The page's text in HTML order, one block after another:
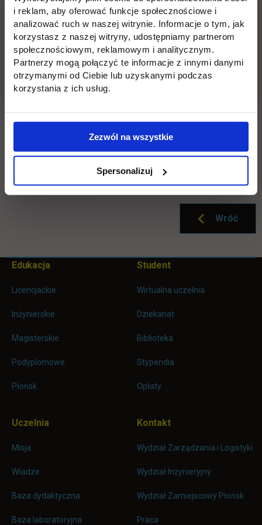
i reklam, aby oferować funkcje społecznościowe i
analizować ruch w naszej witrynie. Informacje o tym, jak
korzystasz z naszej witryny, udostępniamy partnerom
społecznościowym, reklamowym i analitycznym.
Partnerzy mogą połączyć te informacje z innymi danymi
otrzymanymi od Ciebie lub uzyskanymi podczas
korzystania z ich usług.
Zezwól na wszystkie
Spersonalizuj
też otwarte zapisy na innych kierunkach w ofercie
UTH:https://rekrutacja.uth.edu.pl/pl/link otwiera się w
Masz pytania? Zadzwoń, napisz!
tel.22 262 88 89
Odwiedź nasze Biura Rekrutacji:ul. Jutrzenki 135
Wróć
Pomiń
Informacje w stopce
Edukacja
Licencjackie
Inżynierskie
Magisterskie
Podyplomowe
Płońsk
Student
Wirtualna uczelnia
Dziekanat
Biblioteka
Stypendia
Opłaty
Uczelnia
Misja
Władze
Baza dydaktyczna
Baza laboratoryjna
Kontakt
Wydział Zarządzania i Logistyki
Wydział Inżynieryjny
Wydział Zamiejscowy Płońsk
Praca